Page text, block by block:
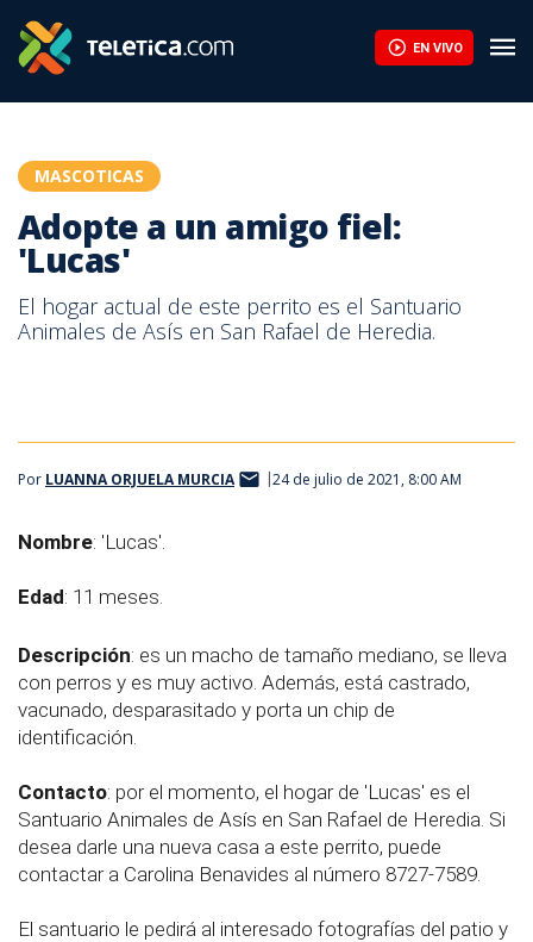
EN VIVO
MASCOTICAS
Adopte a un amigo fiel:
'Lucas'
El hogar actual de este perrito es el Santuario
Animales de Asís en San Rafael de Heredia.
Por LUANNA ORJUELA MURCIA 24 de julio de 2021, 8:00 AM
Nombre: 'Lucas'.
Edad: 11 meses.
Descripción: es un macho de tamaño mediano, se lleva
con perros y es muy activo. Además, está castrado,
vacunado, desparasitado y porta un chip de
identificación.
Contacto: por el momento, el hogar de 'Lucas' es el
Santuario Animales de Asís en San Rafael de Heredia. Si
desea darle una nueva casa a este perrito, puede
contactar a Carolina Benavides al número 8727-7589.
El santuario le pedirá al interesado fotografías del patio y